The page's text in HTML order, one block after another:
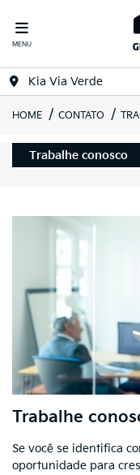
MENU
Kia Via Verde
HOME CONTATO
Trabalhe conosco
Trabalhe
Se você se identifica
oportunidade para